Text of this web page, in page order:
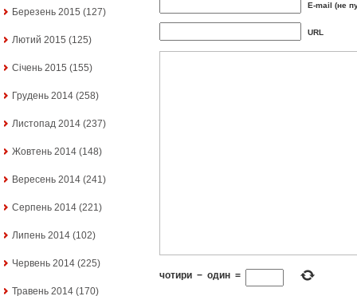
Березень 2015 (127)
Лютий 2015 (125)
Січень 2015 (155)
Грудень 2014 (258)
Листопад 2014 (237)
Жовтень 2014 (148)
Вересень 2014 (241)
Серпень 2014 (221)
Липень 2014 (102)
Червень 2014 (225)
Травень 2014 (170)
E-mail (не
URL
чотири − один =